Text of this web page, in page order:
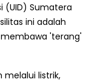
(UID) Sumatera
ini adalah
membawa 'terang'
melalui listrik,